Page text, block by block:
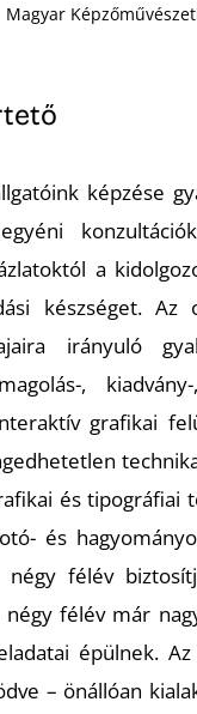
Magyar
képzése
a
készséget.
irányuló
,
grafikai
és tipográfiai
és
félév
félév már
épülnek.
– önállóan